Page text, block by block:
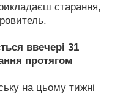
старання,
ввечері 31
протягом
на цьому тижні